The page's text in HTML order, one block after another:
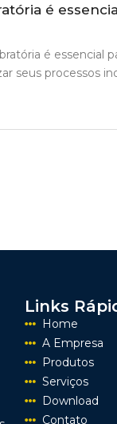
é
é essencial
seus processos
Links
Home
A Empresa
Produtos
Serviços
Download
Contato